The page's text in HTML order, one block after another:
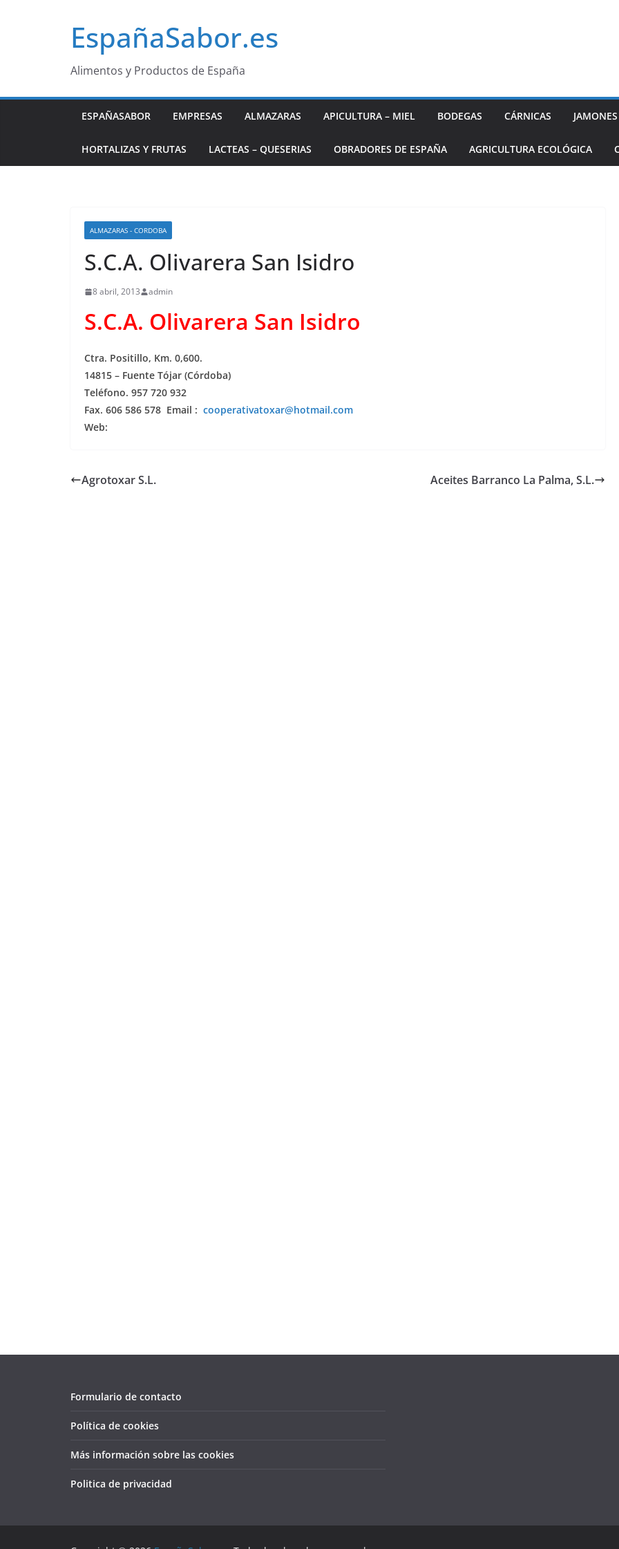
EspañaSabor.es
Alimentos y Productos de España
ESPAÑASABOR EMPRESAS ALMAZARAS APICULTURA – MIEL BODEGAS CÁRNICAS
HORTALIZAS Y FRUTAS LACTEAS – QUESERIAS OBRADORES DE ESPAÑA AGRICULTURA ECOLÓGICA
ALMAZARAS - CORDOBA
S.C.A. Olivarera San Isidro
8 abril, 2013 admin
S.C.A. Olivarera San Isidro
Ctra. Positillo, Km. 0,600.
14815 – Fuente Tójar (Córdoba)
Teléfono. 957 720 932
Fax. 606 586 578 Email : cooperativatoxar@hotmail.com
Web:
Agrotoxar S.L. Aceites Barranco La Palma, S.L.
Formulario de contacto
Política de cookies
Más información sobre las cookies
Politica de privacidad